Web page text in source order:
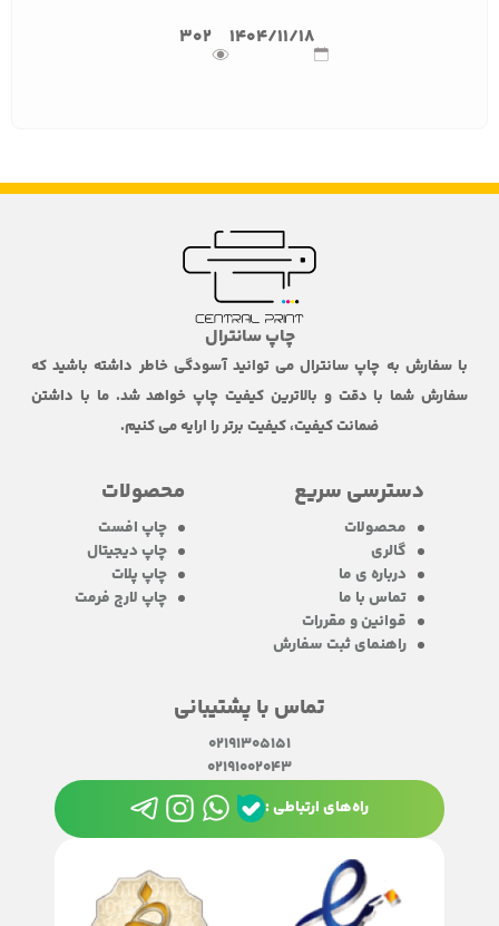
1404/11/18
302
چاپ سانترال
با سفارش به چاپ سانترال می توانید آسودگی خاطر داشته باشید که
سفارش شما با دقت و بالاترین کیفیت چاپ خواهد شد. ما با داشتن
ضمانت کیفیت، کیفیت برتر را ارایه می کنیم.
دسترسی سریع
محصولات
گالری
درباره ی ما
تماس با ما
قوانین و مقررات
راهنمای ثبت سفارش
محصولات
چاپ افست
چاپ دیجیتال
چاپ پلات
چاپ لارج فرمت
تماس با پشتیبانی
02191305151
02191002043
راه‌های ارتباطی :